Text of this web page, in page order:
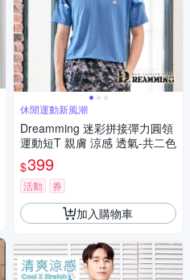
休閒運動新風潮
Dreamming 迷彩拼接彈力圓領
運動短T 親膚 涼感 透氣-共二色
$399
活動 券
加入購物車